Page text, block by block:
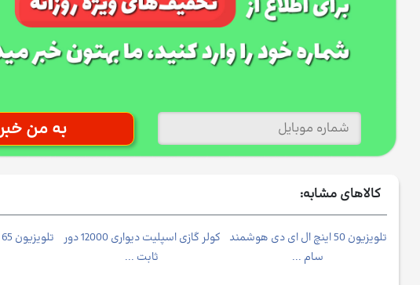
کالاهای مشابه:
کولر گازی اسپلیت دیواری 12000 دور
ثابت ...
تلویزیون 50 اینچ ال ای دی هوشمند
سام ...